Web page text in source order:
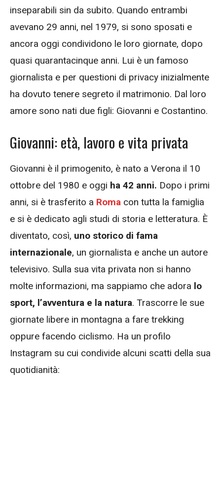
inseparabili sin da subito. Quando entrambi
avevano 29 anni, nel 1979, si sono sposati e
ancora oggi condividono le loro giornate, dopo
quasi quarantacinque anni. Lui è un famoso
giornalista e per questioni di privacy inizialmente
ha dovuto tenere segreto il matrimonio. Dal loro
amore sono nati due figli: Giovanni e Costantino.
Giovanni: età, lavoro e vita privata
Giovanni è il primogenito, è nato a Verona il 10
ottobre del 1980 e oggi ha 42 anni. Dopo i primi
anni, si è trasferito a Roma con tutta la famiglia
e si è dedicato agli studi di storia e letteratura. È
diventato, così, uno storico di fama
internazionale, un giornalista e anche un autore
televisivo. Sulla sua vita privata non si hanno
molte informazioni, ma sappiamo che adora lo
sport, l’avventura e la natura. Trascorre le sue
giornate libere in montagna a fare trekking
oppure facendo ciclismo. Ha un profilo
Instagram su cui condivide alcuni scatti della sua
quotidianità: